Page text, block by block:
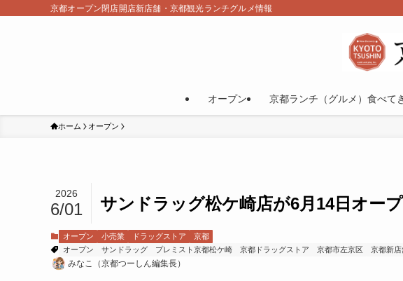
京都オープン閉店開店新店舗・京都観光ランチグルメ情報
オープン 京都ランチ（グルメ）食べて
ホーム オープン
サンドラッグ松ケ崎店が6月14日オー
2026
6/01
オープン 小売業 ドラッグストア
京都
オープン
サンドラッグ プレミスト京都松ケ崎 京都ドラッグストア 京都市左京区 京都新店
みなこ（京都つーしん編集長）